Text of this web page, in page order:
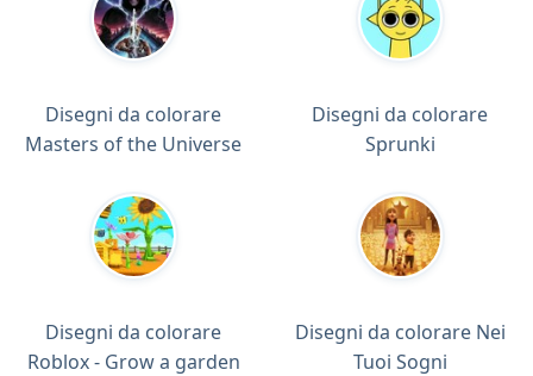
Disegni da colorare
Masters of the Universe
Disegni da colorare
Sprunki
Disegni da colorare
Roblox - Grow a garden
Disegni da colorare Nei
Tuoi Sogni